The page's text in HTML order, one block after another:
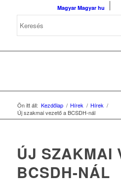
Magyar Magyar hu
Ön itt áll: Kezdőlap / Hírek / Hírek /
Új szakmai vezető a BCSDH-nál
ÚJ SZAKMAI
BCSDH-NÁL